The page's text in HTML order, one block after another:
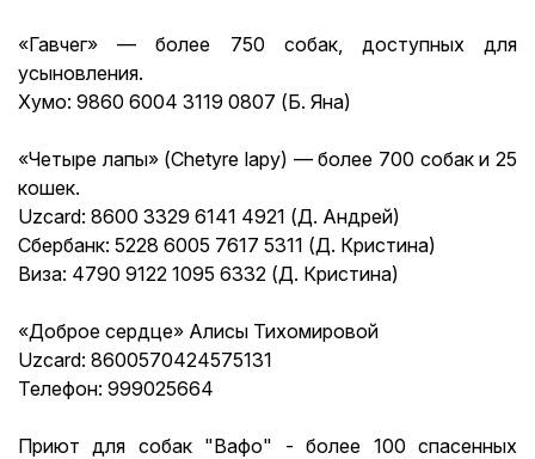
«Гавчег» — более 750 собак, доступных для
усыновления.
Хумо: 9860 6004 3119 0807 (Б. Яна)
«Четыре лапы» (Chetyre lapy) — более 700 собак и 25
кошек.
Uzcard: 8600 3329 6141 4921 (Д. Андрей)
Сбербанк: 5228 6005 7617 5311 (Д. Кристина)
Виза: 4790 9122 1095 6332 (Д. Кристина)
«Доброе сердце» Алисы Тихомировой
Uzcard: 8600570424575131
Телефон: 999025664
Приют для собак "Вафо" - более 100 спасенных